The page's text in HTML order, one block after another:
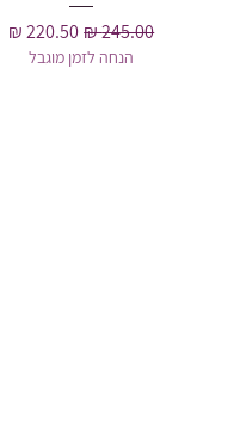
מחיר רגיל‏245.00 ‏₪ מחיר מבצע
הנחה לזמן מוגבל